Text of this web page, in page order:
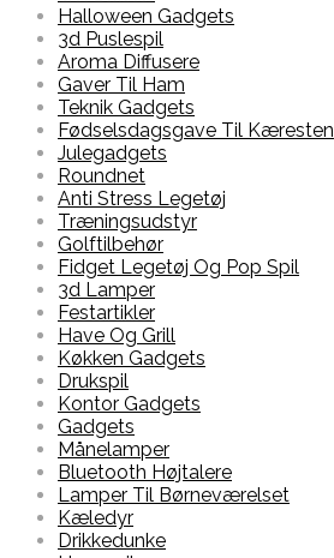
Halloween Gadgets
3d Puslespil
Aroma Diffusere
Gaver Til Ham
Teknik Gadgets
Fødselsdagsgave Til Kæresten
Julegadgets
Roundnet
Anti Stress Legetøj
Træningsudstyr
Golftilbehør
Fidget Legetøj Og Pop Spil
3d Lamper
Festartikler
Have Og Grill
Køkken Gadgets
Drukspil
Kontor Gadgets
Gadgets
Månelamper
Bluetooth Højtalere
Lamper Til Børneværelset
Kæledyr
Drikkedunke